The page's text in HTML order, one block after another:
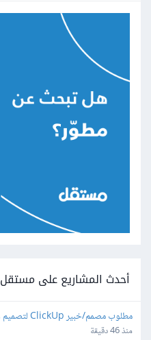
أحدث المشاريع على مستقل
مطلوب مصمم/خبير ClickUp لتصميم وتنظيم مساحات داخل ClickUp
منذ 46 دقيقة